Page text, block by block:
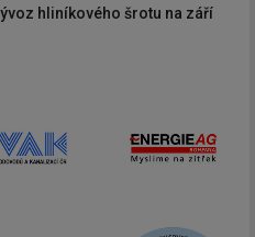
hliníkového šrotu na září